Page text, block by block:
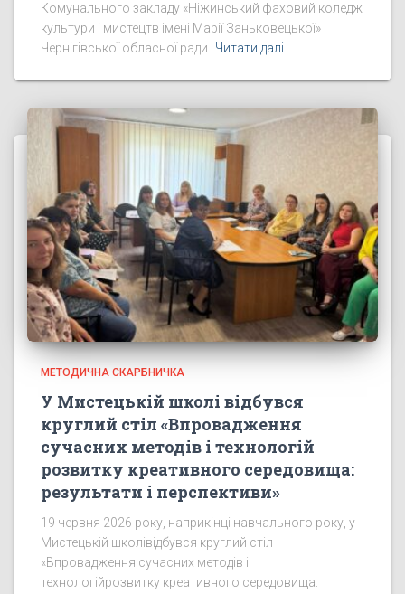
Комунального закладу «Ніжинський фаховий коледж
культури і мистецтв імені Марії Заньковецької»
Чернігівської обласної ради. Читати далі
МЕТОДИЧНА СКАРБНИЧКА
У Мистецькій школі відбувся
круглий стіл «Впровадження
сучасних методів і технологій
розвитку креативного середовища:
результати і перспективи»
19 червня 2026 року, наприкінці навчального року, у
Мистецькій школівідбувся круглий стіл
«Впровадження сучасних методів і
технологійрозвитку креативного середовища: